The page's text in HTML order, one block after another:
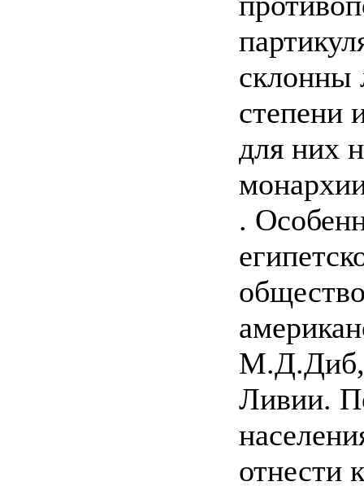
склонны
степени
для них
.
М.Д.Диб,
Ливии.
отнести